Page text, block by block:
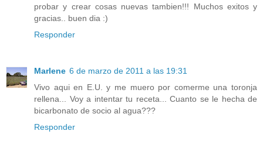
probar y crear cosas nuevas tambien!!! Muchos exitos y
gracias.. buen dia :)
Responder
Marlene 6 de marzo de 2011 a las 19:31
Vivo aqui en E.U. y me muero por comerme una toronja
rellena... Voy a intentar tu receta... Cuanto se le hecha de
bicarbonato de socio al agua???
Responder